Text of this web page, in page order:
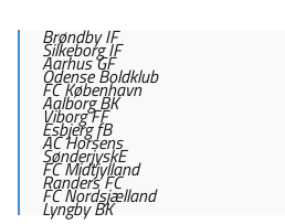
Brøndby IF
Silkeborg IF
Aarhus GF
Odense Boldklub
FC København
Aalborg BK
Viborg FF
Esbjerg fB
AC Horsens
SønderjyskE
FC Midtjylland
Randers FC
FC Nordsjælland
Lyngby BK